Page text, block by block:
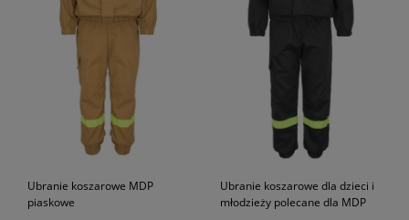
Ubranie koszarowe MDP
piaskowe
Ubranie koszarowe dla dzieci i
młodzieży polecane dla MDP